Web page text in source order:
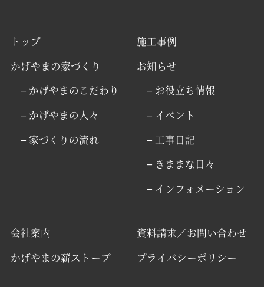
トップ
かげやまの家づくり
− かげやまのこだわり
− かげやまの人々
− 家づくりの流れ
施工事例
お知らせ
− お役立ち情報
− イベント
− 工事日記
− きままな日々
− インフォメーション
会社案内
かげやまの薪ストーブ
資料請求／お問い合わせ
プライバシーポリシー